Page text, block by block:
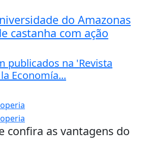
do Amazonas
castanha com ação
publicados na 'Revista
Economía...
confira as vantagens do